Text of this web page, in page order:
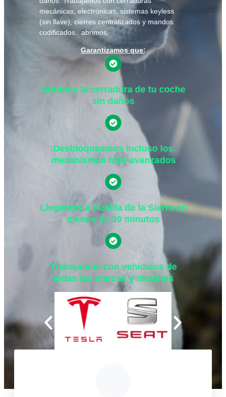
mecánicas, electrónicas, sistemas keyless
(sin llave), cierres centralizados y mandos
codificados. abrimos.
Garantizamos que:
Abrimos la cerradura de tu coche
sin daños
Desbloqueamos incluso los
mecanismos más avanzados
Llegamos a Puebla de la Sierra en
menos de 30 minutos
Trabajamos con vehículos de
todas las marcas y modelos